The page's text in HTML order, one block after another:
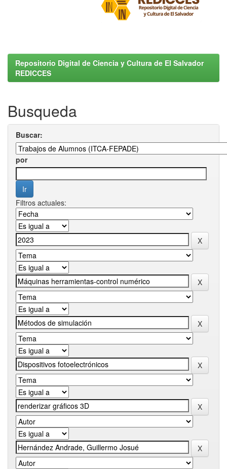
Repositorio Digital de Ciencia y Cultura de El Salvador
REDICCES
Busqueda
Buscar:
por
Filtros actuales: